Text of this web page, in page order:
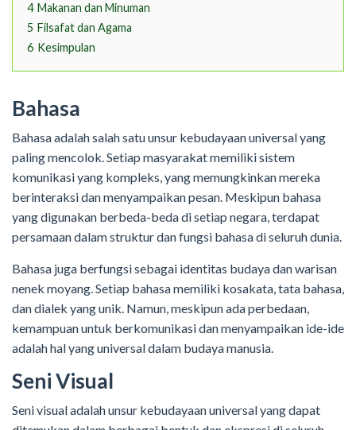
4 Makanan dan Minuman
5 Filsafat dan Agama
6 Kesimpulan
Bahasa
Bahasa adalah salah satu unsur kebudayaan universal yang
paling mencolok. Setiap masyarakat memiliki sistem
komunikasi yang kompleks, yang memungkinkan mereka
berinteraksi dan menyampaikan pesan. Meskipun bahasa
yang digunakan berbeda-beda di setiap negara, terdapat
persamaan dalam struktur dan fungsi bahasa di seluruh dunia.
Bahasa juga berfungsi sebagai identitas budaya dan warisan
nenek moyang. Setiap bahasa memiliki kosakata, tata bahasa,
dan dialek yang unik. Namun, meskipun ada perbedaan,
kemampuan untuk berkomunikasi dan menyampaikan ide-ide
adalah hal yang universal dalam budaya manusia.
Seni Visual
Seni visual adalah unsur kebudayaan universal yang dapat